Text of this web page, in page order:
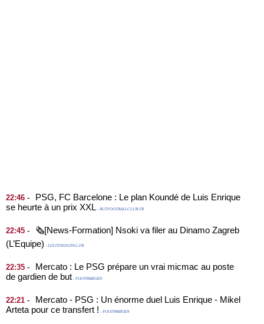
22:46 -
PSG, FC Barcelone : Le plan Koundé de Luis Enrique
se heurte à un prix XXL - BUTFOOTBALLCLUB.FR
22:45 -
🗞️[News-Formation] Nsoki va filer au Dinamo Zagreb
(L’Equipe) - LESTITISDUPSG.FR
22:35 -
Mercato : Le PSG prépare un vrai micmac au poste
de gardien de but - FOOTPARISIEN
22:21 -
Mercato - PSG : Un énorme duel Luis Enrique - Mikel
Arteta pour ce transfert ! - FOOTPARISIEN